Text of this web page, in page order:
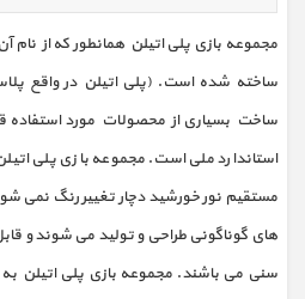
مجموعه بازی پلی اتیلن همانطور که از نام
ساخته شده است. (پلی اتیلن در واقع
ساخت بسیاری از محصولات مورد استفاده
استاندارد ملی است. مجموعه بازی پلی
مستقیم نور خورشید دچار تغییر رنگ نمی
های گوناگونی طراحی و تولید می شوند و
سنی می باشند. مجموعه بازی پلی اتیلن